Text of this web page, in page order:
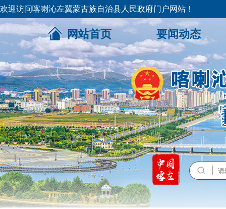
欢迎访问喀喇沁左翼蒙古族自治县人民政府门户网站！
网站首页 要闻动态